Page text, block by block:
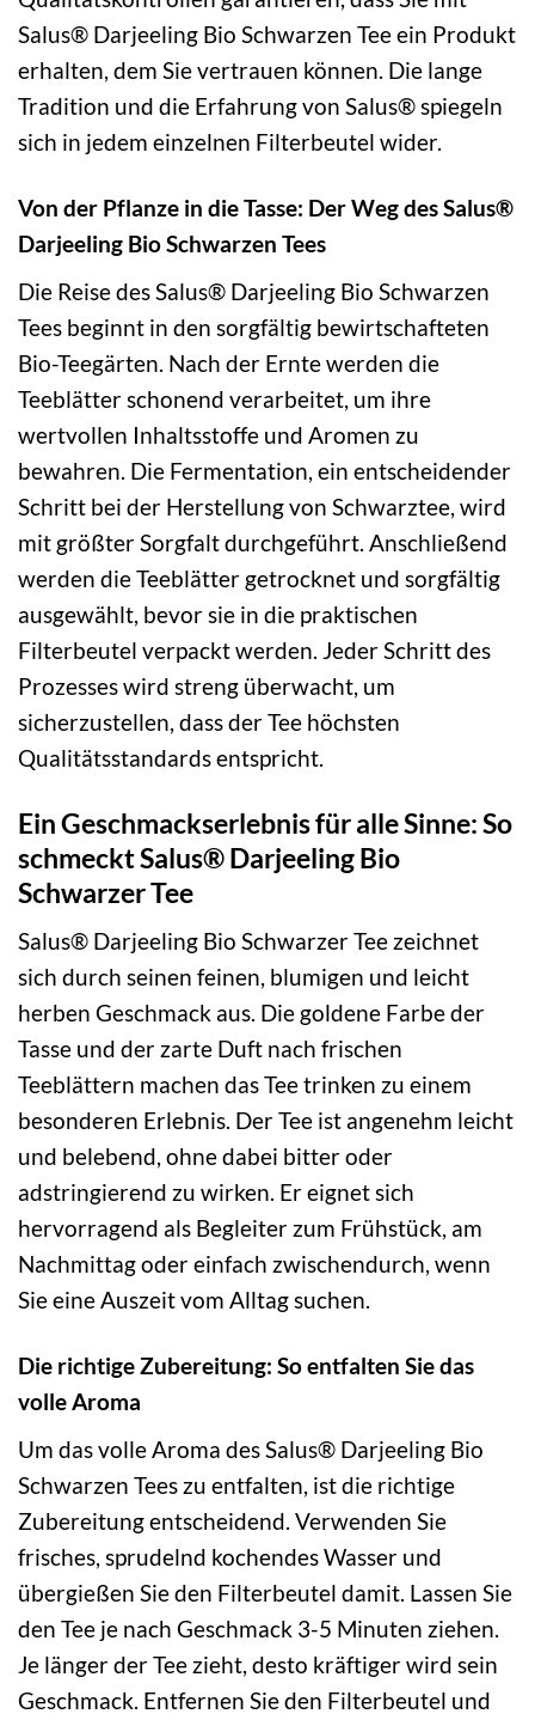
Salus® Darjeeling Bio Schwarzen Tee ein Produkt
erhalten, dem Sie vertrauen können. Die lange
Tradition und die Erfahrung von Salus® spiegeln
sich in jedem einzelnen Filterbeutel wider.
Von der Pflanze in die Tasse: Der Weg des Salus®
Darjeeling Bio Schwarzen Tees
Die Reise des Salus® Darjeeling Bio Schwarzen
Tees beginnt in den sorgfältig bewirtschafteten
Bio-Teegärten. Nach der Ernte werden die
Teeblätter schonend verarbeitet, um ihre
wertvollen Inhaltsstoffe und Aromen zu
bewahren. Die Fermentation, ein entscheidender
Schritt bei der Herstellung von Schwarztee, wird
mit größter Sorgfalt durchgeführt. Anschließend
werden die Teeblätter getrocknet und sorgfältig
ausgewählt, bevor sie in die praktischen
Filterbeutel verpackt werden. Jeder Schritt des
Prozesses wird streng überwacht, um
sicherzustellen, dass der Tee höchsten
Qualitätsstandards entspricht.
Ein Geschmackserlebnis für alle Sinne: So
schmeckt Salus® Darjeeling Bio
Schwarzer Tee
Salus® Darjeeling Bio Schwarzer Tee zeichnet
sich durch seinen feinen, blumigen und leicht
herben Geschmack aus. Die goldene Farbe der
Tasse und der zarte Duft nach frischen
Teeblättern machen das Tee trinken zu einem
besonderen Erlebnis. Der Tee ist angenehm leicht
und belebend, ohne dabei bitter oder
adstringierend zu wirken. Er eignet sich
hervorragend als Begleiter zum Frühstück, am
Nachmittag oder einfach zwischendurch, wenn
Sie eine Auszeit vom Alltag suchen.
Die richtige Zubereitung: So entfalten Sie das
volle Aroma
Um das volle Aroma des Salus® Darjeeling Bio
Schwarzen Tees zu entfalten, ist die richtige
Zubereitung entscheidend. Verwenden Sie
frisches, sprudelnd kochendes Wasser und
übergießen Sie den Filterbeutel damit. Lassen Sie
den Tee je nach Geschmack 3-5 Minuten ziehen.
Je länger der Tee zieht, desto kräftiger wird sein
Geschmack. Entfernen Sie den Filterbeutel und